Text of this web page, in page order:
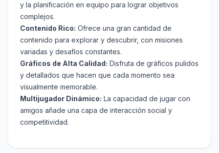
y la planificación en equipo para lograr objetivos
complejos.
Contenido Rico: Ofrece una gran cantidad de
contenido para explorar y descubrir, con misiones
variadas y desafíos constantes.
Gráficos de Alta Calidad: Disfruta de gráficos pulidos
y detallados que hacen que cada momento sea
visualmente memorable.
Multijugador Dinámico: La capacidad de jugar con
amigos añade una capa de interacción social y
competitividad.